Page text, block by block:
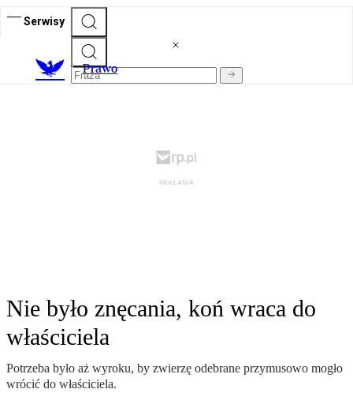
Serwisy
Prawo
Nie było znęcania, koń wraca do
właściciela
Potrzeba było aż wyroku, by zwierzę odebrane przymusowo mogło
wrócić do właściciela.